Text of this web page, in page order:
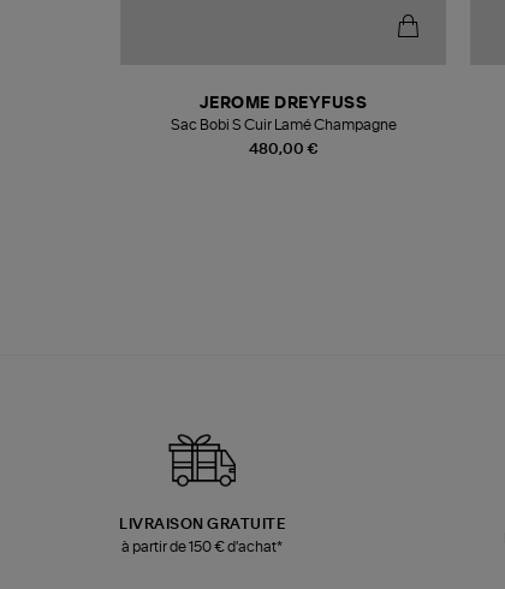
480,00 €
JEROME DREYFUSS
Sac Bobi S Cuir Lamé Champagne
LIVRAISON GRATUITE
à partir de 150 € d'achat*